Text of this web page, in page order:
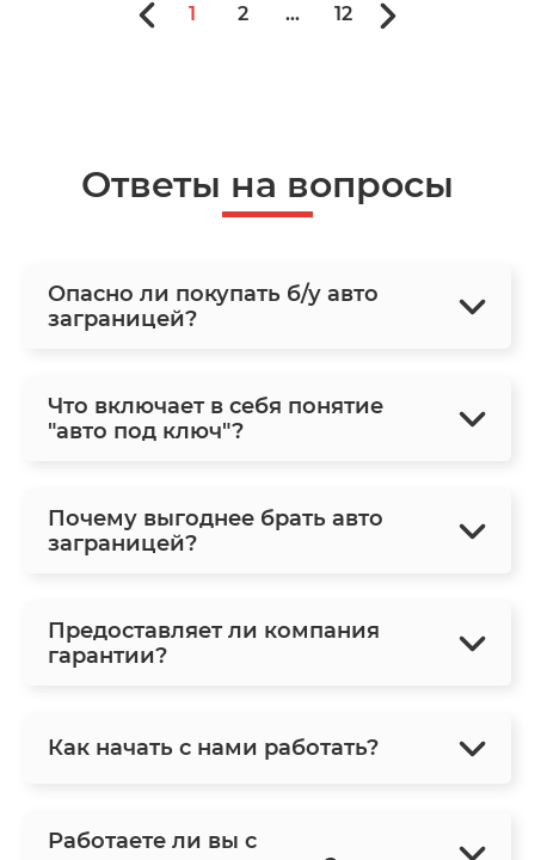
1 2 ... 12
Ответы на вопросы
Опасно ли покупать б/у авто
заграницей?
Что включает в себя понятие
"авто под ключ"?
Почему выгоднее брать авто
заграницей?
Предоставляет ли компания
гарантии?
Как начать с нами работать?
Работаете ли вы с